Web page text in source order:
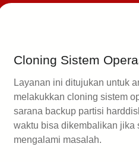
Cloning Sistem
Layanan ini ditujukan untuk
melakukkan cloning sistem
sarana backup partisi
waktu bisa dikembalikan jika
mengalami masalah.